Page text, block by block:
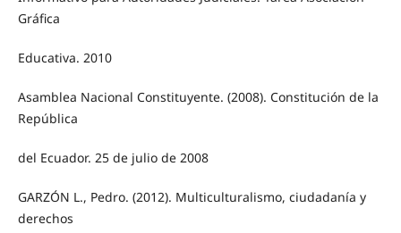
Gráfica
Educativa. 2010
Asamblea Nacional Constituyente. (2008). Constitución de la
República
del Ecuador. 25 de julio de 2008
GARZÓN L., Pedro. (2012). Multiculturalismo, ciudadanía y
derechos